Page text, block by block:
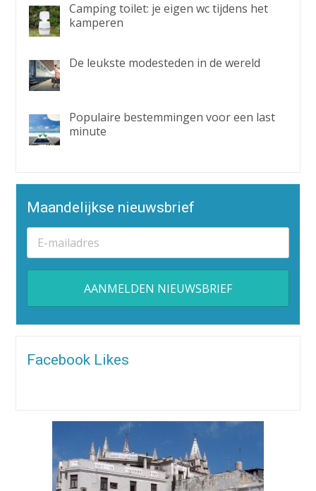
Camping toilet: je eigen wc tijdens het
kamperen
De leukste modesteden in de wereld
Populaire bestemmingen voor een last
minute
Maandelijkse nieuwsbrief
Alternative:
Facebook Likes